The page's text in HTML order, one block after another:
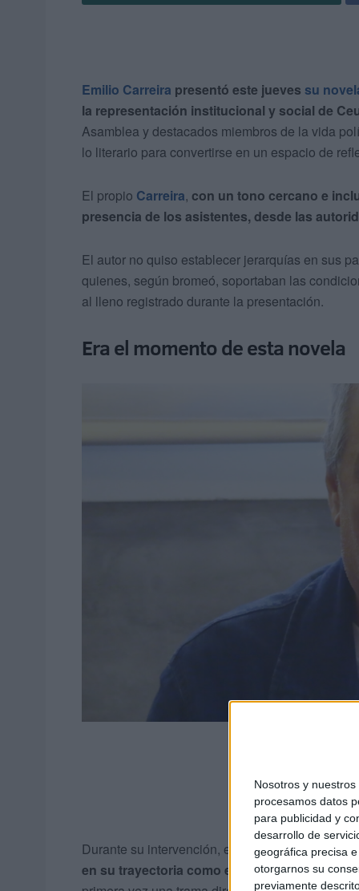
Nosotros y nuestros
procesamos datos
para publicidad y
desarrollo de
geográfica precisa
otorgarnos su
previamente
Emilio Carreira presentó este jueves su
la representación institucional y social de
Asamblea y destacados miembros de la vida
lo literario para convertirse en un espacio de
El propio Carreira, con un tono cercano e
presencia de los asistentes, desde las
El autor no quiso establecer jerarquías en sus
quienes, según bromeó, soportaban las
al lleno registrado durante la presentación.
Era el momento de esta novela
Durante su intervención, el miembro del
en su trayectoria como escritor. Tras varios